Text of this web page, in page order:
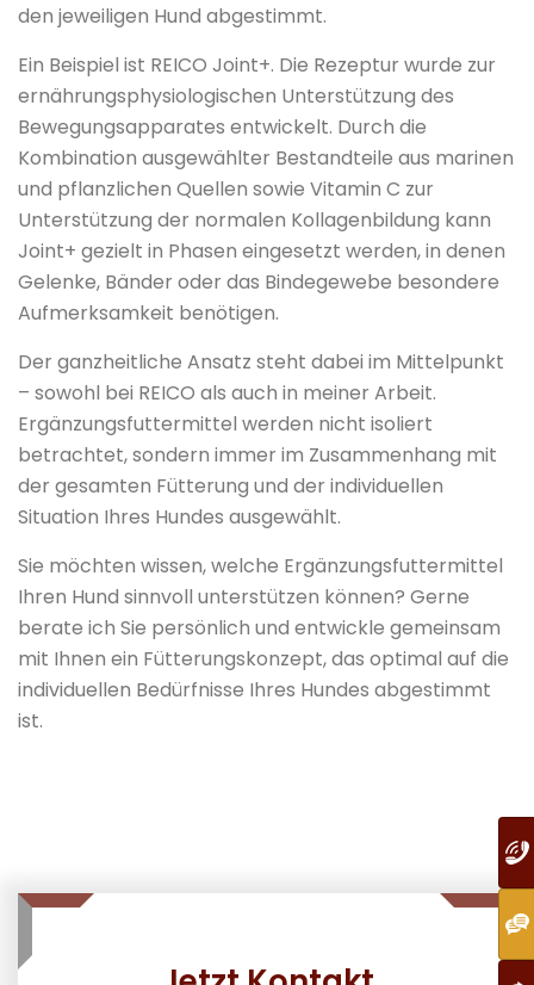
den jeweiligen Hund abgestimmt.
Ein Beispiel ist REICO Joint+. Die Rezeptur wurde zur
ernährungsphysiologischen Unterstützung des
Bewegungsapparates entwickelt. Durch die
Kombination ausgewählter Bestandteile aus marinen
und pflanzlichen Quellen sowie Vitamin C zur
Unterstützung der normalen Kollagenbildung kann
Joint+ gezielt in Phasen eingesetzt werden, in denen
Gelenke, Bänder oder das Bindegewebe besondere
Aufmerksamkeit benötigen.
Der ganzheitliche Ansatz steht dabei im Mittelpunkt
– sowohl bei REICO als auch in meiner Arbeit.
Ergänzungsfuttermittel werden nicht isoliert
betrachtet, sondern immer im Zusammenhang mit
der gesamten Fütterung und der individuellen
Situation Ihres Hundes ausgewählt.
Sie möchten wissen, welche Ergänzungsfuttermittel
Ihren Hund sinnvoll unterstützen können? Gerne
berate ich Sie persönlich und entwickle gemeinsam
mit Ihnen ein Fütterungskonzept, das optimal auf die
individuellen Bedürfnisse Ihres Hundes abgestimmt
ist.